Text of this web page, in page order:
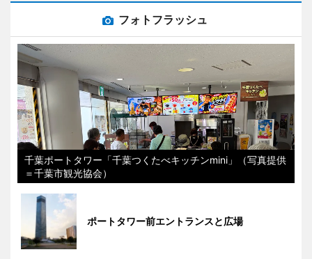
フォトフラッシュ
千葉ポートタワー「千葉つくたべキッチンmini」（写真提供
＝千葉市観光協会）
ポートタワー前エントランスと広場